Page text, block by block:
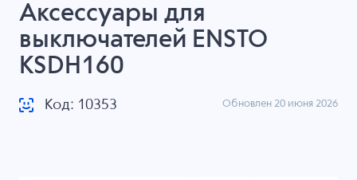
Аксессуары для
выключателей ENSTO
KSDH160
Код: 10353 Обновлен 20 июня 2026